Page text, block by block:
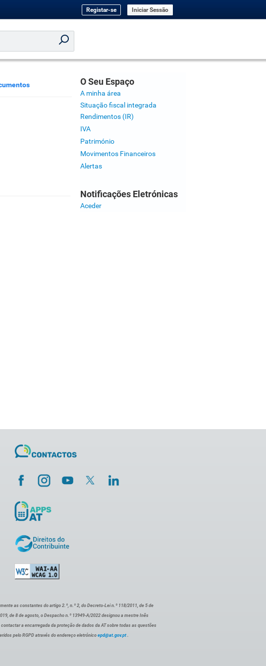
Registar-se Iniciar Sessão
O Seu Espaço
A minha área
Situação fiscal integrada
Rendimentos (IR)
IVA
Património
Movimentos Financeiros
Alertas
Notificações Eletrónicas
Aceder
as constantes do artigo 2.º, n.º 2, do Decreto-Lei n.º 118/2011, de 5 de
de 8 de agosto, o Despacho n.º 13949-A/2022 designou a mestre Inês
a encarregada da proteção de dados da AT sobre todas as questões
pelo RGPD através do endereço eletrónico epd@at.gov.pt .